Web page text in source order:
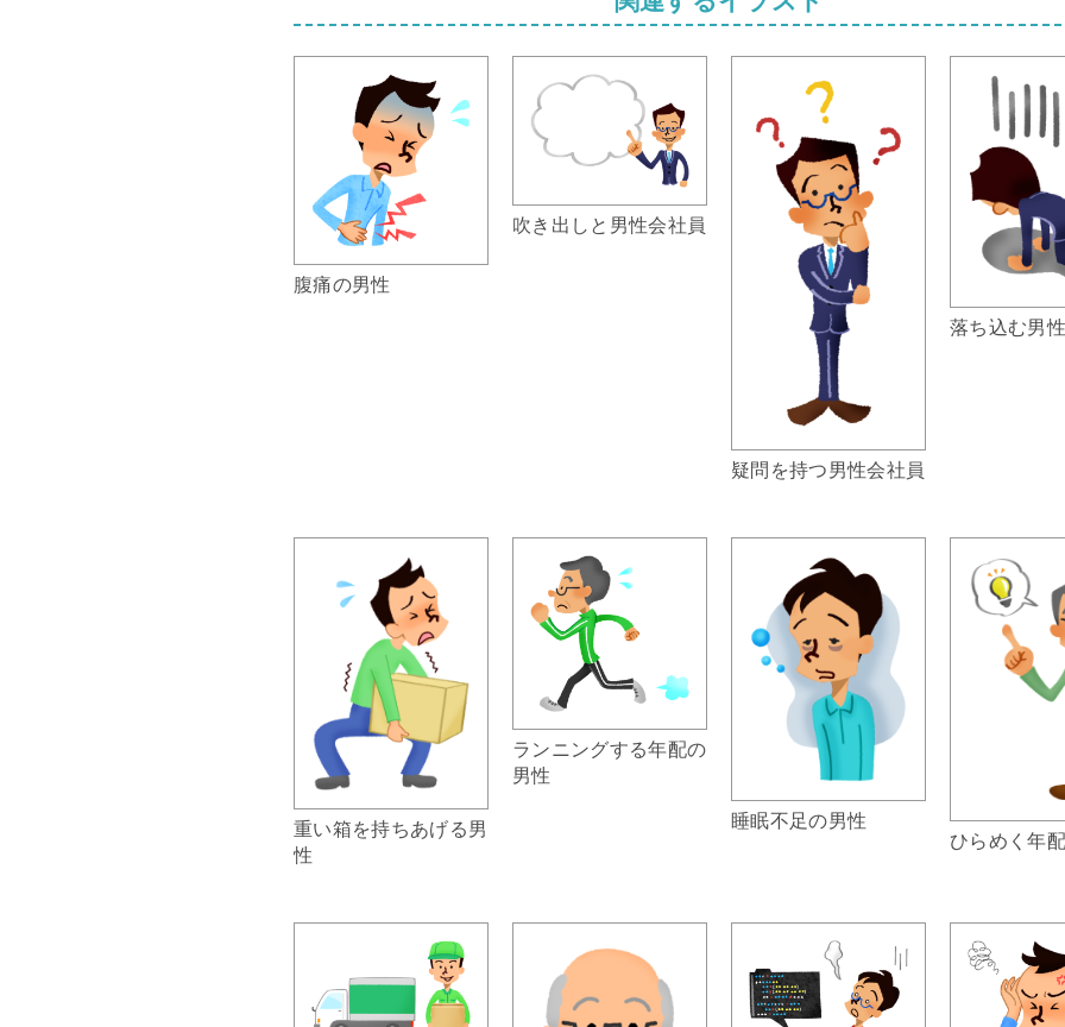
腹痛の男性
吹き出しと男性会社員
疑問を持つ男性会社員
落ち込む男
重い箱を持ちあげる男
性
ランニングする年配の
男性
睡眠不足の男性
ひらめく年